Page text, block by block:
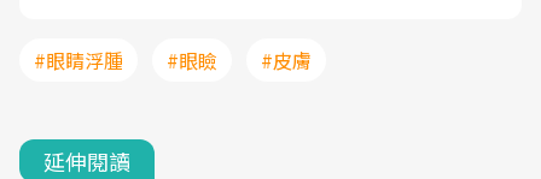
#眼睛浮腫 #眼瞼 #皮膚
延伸閱讀